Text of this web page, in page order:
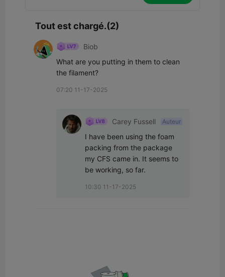
Tout est chargé.(2)
Biob
What are you putting in them to clean
the filament?
07:20 11-17-2025
Carey Fussell Auteur
I have been using the foam
packing from the package
my CFS came in. It seems to
be working, so far.
10:30 11-17-2025